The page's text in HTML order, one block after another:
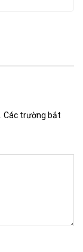
Các trường bắt